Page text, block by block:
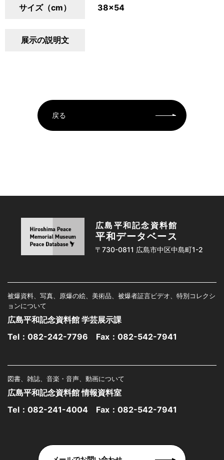
サイズ（cm） 38×54
展示の説明文
戻る
広島平和記念資料館
平和データベース
〒730-0811 広島市中区中島町1-2
被爆資料、写真、原爆の絵、美術品、被爆者証言ビデオ、特別コレクシ
ョンについて
広島平和記念資料館 学芸展示課
Tel： 082-242-7796 Fax：082-542-7941
図書、雑誌、音楽・音声、動画について
広島平和記念資料館 情報資料室
Tel： 082-241-4004 Fax：082-542-7941